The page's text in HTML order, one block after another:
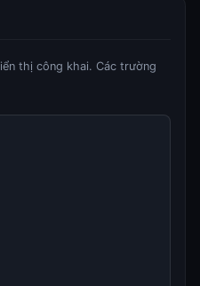
thị công khai. Các trường